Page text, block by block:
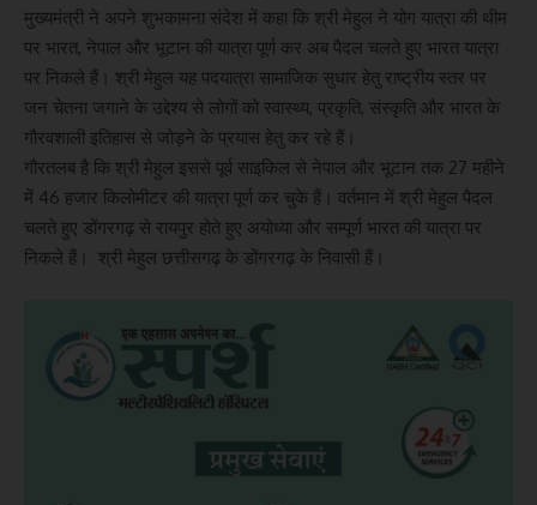
मुख्यमंत्री ने अपने शुभकामना संदेश में कहा कि श्री मेहुल ने योग यात्रा की थीम
पर भारत, नेपाल और भूटान की यात्रा पूर्ण कर अब पैदल चलते हुए भारत यात्रा
पर निकले हैं। श्री मेहुल यह पदयात्रा सामाजिक सुधार हेतु राष्ट्रीय स्तर पर
जन चेतना जगाने के उद्देश्य से लोगों को स्वास्थ्य, प्रकृति, संस्कृति और भारत के
गौरवशाली इतिहास से जोड़ने के प्रयास हेतु कर रहे हैं।
गौरतलब है कि श्री मेहुल इससे पूर्व साइकिल से नेपाल और भूटान तक 27 महीने
में 46 हजार किलोमीटर की यात्रा पूर्ण कर चुके हैं। वर्तमान में श्री मेहुल पैदल
चलते हुए डोंगरगढ़ से रायपुर होते हुए अयोध्या और सम्पूर्ण भारत की यात्रा पर
निकले हैं। श्री मेहुल छत्तीसगढ़ के डोंगरगढ़ के निवासी हैं।